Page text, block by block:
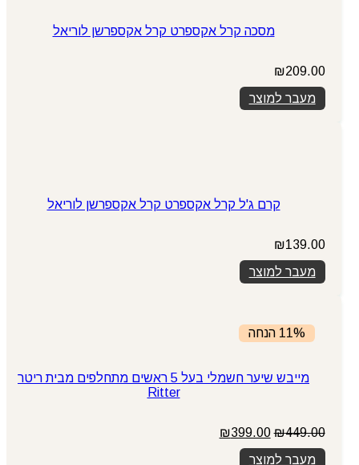
מסכה קרל אקספרט קרל אקספרשן לוריאל
₪209.00
מעבר למוצר
קרם ג'ל קרל אקספרט קרל אקספרשן לוריאל
₪139.00
מעבר למוצר
11% הנחה
מייבש שיער חשמלי בעל 5 ראשים מתחלפים מבית ריטר
Ritter
₪449.00
המחיר
המקורי
היה:
₪399.00
מעבר למוצר